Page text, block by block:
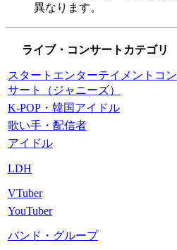
異なります。
ライブ・コンサートカテゴリ
スタートエンターテイメントコン
サート（ジャニーズ）
K-POP・韓国アイドル
歌い手・配信者
アイドル
LDH
VTuber
YouTuber
バンド・グループ